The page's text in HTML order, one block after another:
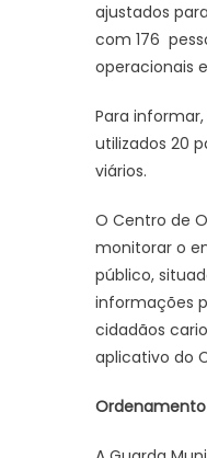
ajustados
com 176
operacionais
Para
utilizados 20
viários.
O Centro de
monitorar o
público,
informações
cidadãos
aplicativo do